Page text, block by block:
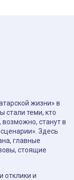
жизни» в
стали теми, кто
станут в
Здесь
главные
стоящие
отклики и